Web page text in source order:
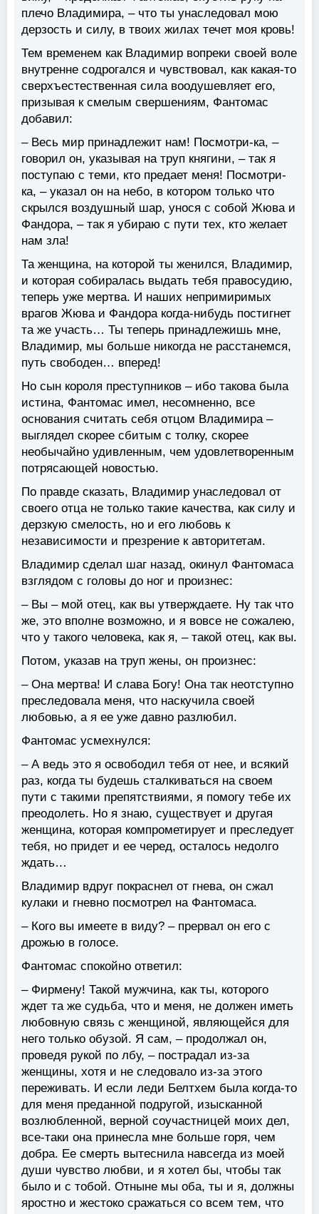
плечо Владимира, – что ты унаследовал мою
дерзость и силу, в твоих жилах течет моя кровь!
Тем временем как Владимир вопреки своей воле
внутренне содрогался и чувствовал, как какая-то
сверхъестественная сила воодушевляет его,
призывая к смелым свершениям, Фантомас
добавил:
– Весь мир принадлежит нам! Посмотри-ка, –
говорил он, указывая на труп княгини, – так я
поступаю с теми, кто предает меня! Посмотри-
ка, – указал он на небо, в котором только что
скрылся воздушный шар, унося с собой Жюва и
Фандора, – так я убираю с пути тех, кто желает
нам зла!
Та женщина, на которой ты женился, Владимир,
и которая собиралась выдать тебя правосудию,
теперь уже мертва. И наших непримиримых
врагов Жюва и Фандора когда-нибудь постигнет
та же участь… Ты теперь принадлежишь мне,
Владимир, мы больше никогда не расстанемся,
путь свободен… вперед!
Но сын короля преступников – ибо такова была
истина, Фантомас имел, несомненно, все
основания считать себя отцом Владимира –
выглядел скорее сбитым с толку, скорее
необычайно удивленным, чем удовлетворенным
потрясающей новостью.
По правде сказать, Владимир унаследовал от
своего отца не только такие качества, как силу и
дерзкую смелость, но и его любовь к
независимости и презрение к авторитетам.
Владимир сделал шаг назад, окинул Фантомаса
взглядом с головы до ног и произнес:
– Вы – мой отец, как вы утверждаете. Ну так что
же, это вполне возможно, и я вовсе не сожалею,
что у такого человека, как я, – такой отец, как вы.
Потом, указав на труп жены, он произнес:
– Она мертва! И слава Богу! Она так неотступно
преследовала меня, что наскучила своей
любовью, а я ее уже давно разлюбил.
Фантомас усмехнулся:
– А ведь это я освободил тебя от нее, и всякий
раз, когда ты будешь сталкиваться на своем
пути с такими препятствиями, я помогу тебе их
преодолеть. Но я знаю, существует и другая
женщина, которая компрометирует и преследует
тебя, но придет и ее черед, осталось недолго
ждать…
Владимир вдруг покраснел от гнева, он сжал
кулаки и гневно посмотрел на Фантомаса.
– Кого вы имеете в виду? – прервал он его с
дрожью в голосе.
Фантомас спокойно ответил:
– Фирмену! Такой мужчина, как ты, которого
ждет та же судьба, что и меня, не должен иметь
любовную связь с женщиной, являющейся для
него только обузой. Я сам, – продолжал он,
проведя рукой по лбу, – пострадал из-за
женщины, хотя и не следовало из-за этого
переживать. И если леди Белтхем была когда-то
для меня преданной подругой, изысканной
возлюбленной, верной соучастницей моих дел,
все-таки она принесла мне больше горя, чем
добра. Ее смерть вытеснила навсегда из моей
души чувство любви, и я хотел бы, чтобы так
было и с тобой. Отныне мы оба, ты и я, должны
яростно и жестоко сражаться со всем тем, что